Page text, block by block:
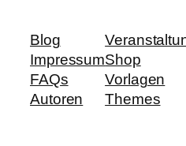
Blog
Impressum
FAQs
Autoren
Shop
Vorlagen
Themes